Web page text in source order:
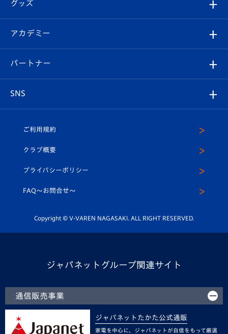
チケット
イベント
メディア
ホームタウン
スタッフプロフィール
マスコット紹介
平和祈念活動
ホームタウン活動
Revive Team
ヴィヴィくんの長崎おもてなしガイド
フォトギャラリー
スタジアムグルメ
V-LOVERS（ファンクラブ）
プレイヤーズスイート
グッズ
オンラインショップ
店舗情報
アカデミー
育成からのお知らせ
U-18
スクール
パートナー
SNS
ヴィヴィくんインスタグラム
公式LINE＠
ご利用規約
クラブ概要
プライバシーポリシー
FAQ〜お問合せ〜
Copyright © V-VAREN NAGASAKI. ALL RIGHT RESERVED.
ジャパネットグループ関連サイト
通信販売事業
ジャパネットたかた公式通販
家電を中心に、ジャパネットが自信をもって厳選